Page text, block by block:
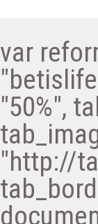
var
"50%",
"http://